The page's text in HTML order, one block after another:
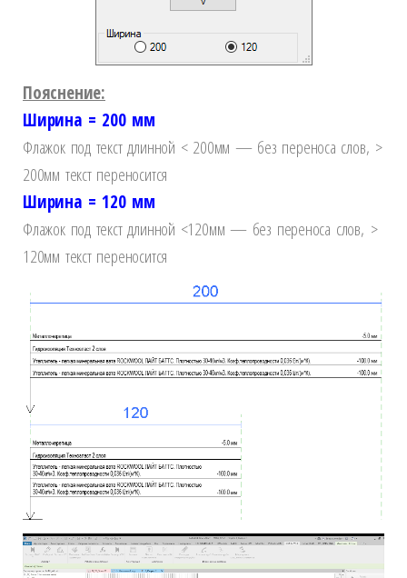
Пояснение:
Ширина = 200 мм
Флажок под текст длинной < 200мм — без переноса слов, >
200мм текст переносится
Ширина = 120 мм
Флажок под текст длинной <120мм — без переноса слов, >
120мм текст переносится